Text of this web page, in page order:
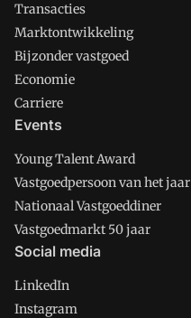
Transacties
Marktontwikkeling
Bijzonder vastgoed
Economie
Carriere
Events
Young Talent Award
Vastgoedpersoon van het jaar
Nationaal Vastgoeddiner
Vastgoedmarkt 50 jaar
Social media
LinkedIn
Instagram